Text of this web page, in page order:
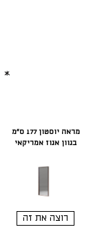
מראה יוסטון 177 ס"מ
בגוון אגוז אמריקאי
רוצה את זה